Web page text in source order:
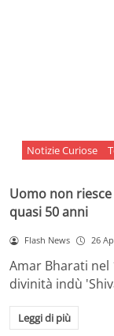
Notizie Curiose
Uomo non
quasi 50 anni
Flash News 26
Amar Bharati nel
divinità indù
Leggi di più